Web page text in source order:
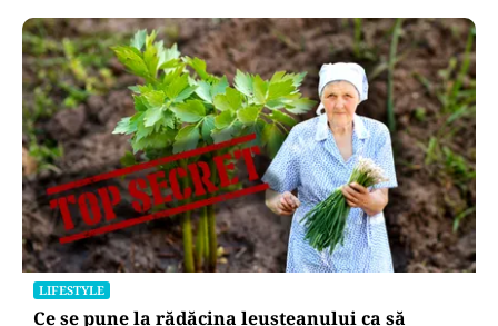
LIFESTYLE
Ce se pune la rădăcina leușteanului ca să